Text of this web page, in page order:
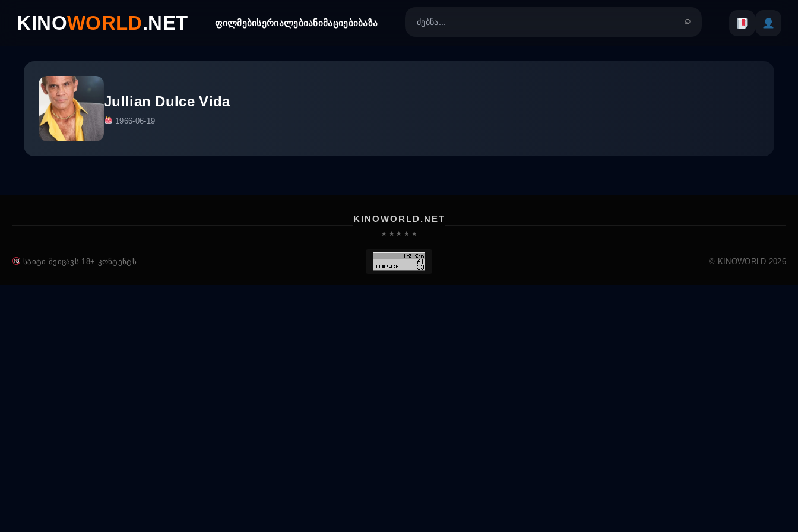
contentKINOWORLD.NET ფილმებისერიალებიანიმაციებიბაზა
Jullian Dulce Vida
1966-06-19
KINOWORLD.NET
★ ★ ★ ★ ★
საიტი შეიცავს 18+ კონტენტს © KINOWORLD 2026